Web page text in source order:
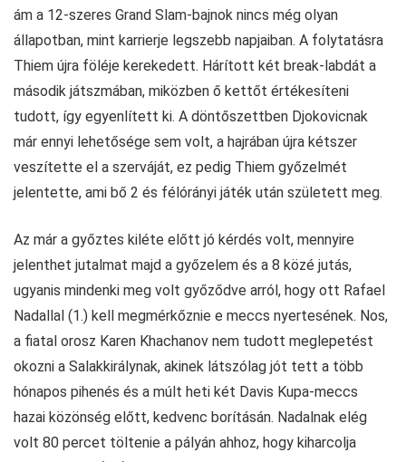
ám a 12-szeres Grand Slam-bajnok nincs még olyan
állapotban, mint karrierje legszebb napjaiban. A folytatásra
Thiem újra föléje kerekedett. Hárított két break-labdát a
második játszmában, miközben ő kettőt értékesíteni
tudott, így egyenlített ki. A döntőszettben Djokovicnak
már ennyi lehetősége sem volt, a hajrában újra kétszer
veszítette el a szerváját, ez pedig Thiem győzelmét
jelentette, ami bő 2 és félórányi játék után született meg.
Az már a győztes kiléte előtt jó kérdés volt, mennyire
jelenthet jutalmat majd a győzelem és a 8 közé jutás,
ugyanis mindenki meg volt győződve arról, hogy ott Rafael
Nadallal (1.) kell megmérkőznie e meccs nyertesének. Nos,
a fiatal orosz Karen Khachanov nem tudott meglepetést
okozni a Salakkirálynak, akinek látszólag jót tett a több
hónapos pihenés és a múlt heti két Davis Kupa-meccs
hazai közönség előtt, kedvenc borításán. Nadalnak elég
volt 80 percet töltenie a pályán ahhoz, hogy kiharcolja